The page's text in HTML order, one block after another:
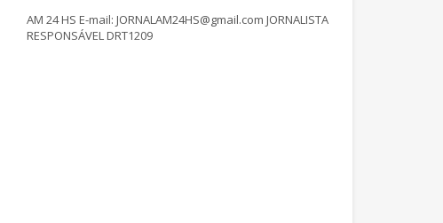
AM 24 HS E-mail: JORNALAM24HS@gmail.com JORNALISTA
RESPONSÁVEL DRT1209